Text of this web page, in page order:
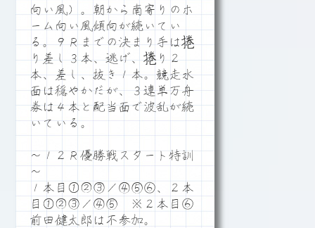
向い風）。朝から南寄りのホ
ーム向い風傾向が続いてい
る。９Ｒまでの決まり手は捲
り差し３本、逃げ、捲り２
本、差し、抜き１本。競走水
面は穏やかだが、３連単万舟
券は４本と配当面で波乱が続
いている。
～１２Ｒ優勝戦スタート特訓
～
１本目①②③／④⑤⑥、２本
目①②③／④⑤ ※２本目⑥
前田健太郎は不参加。